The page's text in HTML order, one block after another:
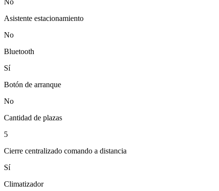
Asistente estacionamiento
No
Bluetooth
Sí
Botón de arranque
No
Cantidad de plazas
5
Cierre centralizado comando a distancia
Sí
Climatizador